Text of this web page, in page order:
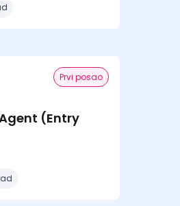
Prvi posao
(Entry